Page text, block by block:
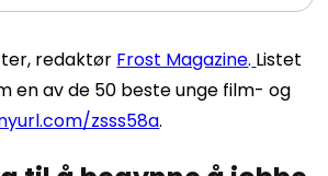
redaktør Frost Magazine. Listet
en av de 50 beste unge film- og
zsss58a.